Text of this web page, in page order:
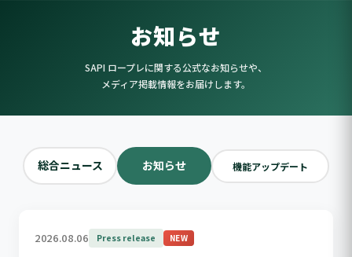
お知らせ
SAPI ロープレに関する公式なお知らせや、
メディア掲載情報をお届けします。
総合ニュース お知らせ 機能アップデート
2026.08.06 Press release NEW